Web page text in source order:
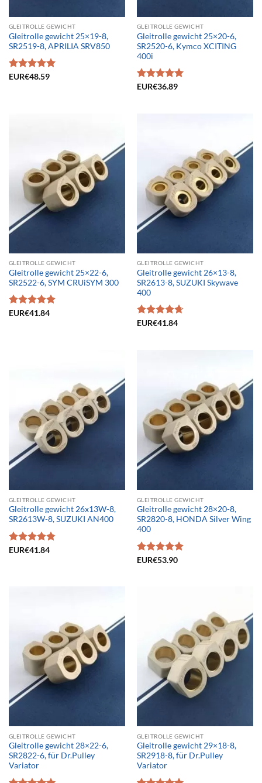
GLEITROLLE GEWICHT
Gleitrolle gewicht 25×19-8,
SR2519-8, APRILIA SRV850
Bewertet
EUR€48.59
GLEITROLLE GEWICHT
Gleitrolle gewicht 25×20-6,
SR2520-6, Kymco XCITING
400i
Bewertet
EUR€36.89
GLEITROLLE GEWICHT
Gleitrolle gewicht 25×22-6,
SR2522-6, SYM CRUiSYM 300
Bewertet
EUR€41.84
GLEITROLLE GEWICHT
Gleitrolle gewicht 26×13-8,
SR2613-8, SUZUKI Skywave
400
Bewertet
EUR€41.84
GLEITROLLE GEWICHT
Gleitrolle gewicht 26x13W-8,
SR2613W-8, SUZUKI AN400
Bewertet
EUR€41.84
GLEITROLLE GEWICHT
Gleitrolle gewicht 28×20-8,
SR2820-8, HONDA Silver Wing
400
Bewertet
EUR€53.90
GLEITROLLE GEWICHT
Gleitrolle gewicht 28×22-6,
SR2822-6, für Dr.Pulley
Variator
GLEITROLLE GEWICHT
Gleitrolle gewicht 29×18-8,
SR2918-8, für Dr.Pulley
Variator